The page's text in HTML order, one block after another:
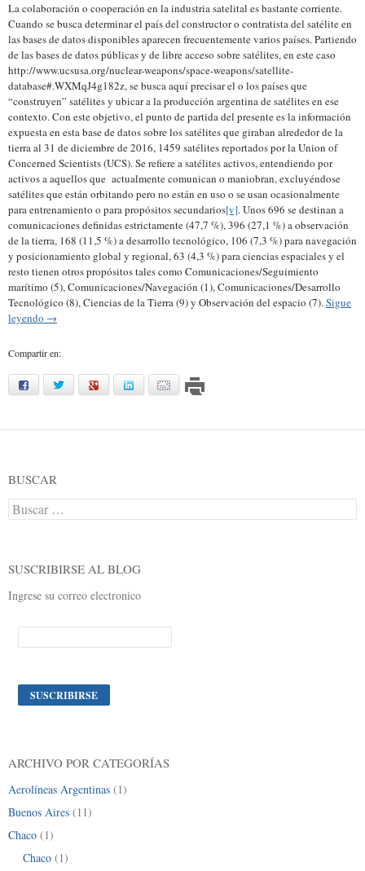
La colaboración o cooperación en la industria satelital es bastante corriente.
Cuando se busca determinar el país del constructor o contratista del satélite en
las bases de datos disponibles aparecen frecuentemente varios países. Partiendo
de las bases de datos públicas y de libre acceso sobre satélites, en este caso
http://www.ucsusa.org/nuclear-weapons/space-weapons/satellite-
database#.WXMqJ4g182z, se busca aquí precisar el o los países que
“construyen” satélites y ubicar a la producción argentina de satélites en ese
contexto. Con este objetivo, el punto de partida del presente es la información
expuesta en esta base de datos sobre los satélites que giraban alrededor de la
tierra al 31 de diciembre de 2016, 1459 satélites reportados por la Union of
Concerned Scientists (UCS). Se refiere a satélites activos, entendiendo por
activos a aquellos que actualmente comunican o maniobran, excluyéndose
satélites que están orbitando pero no están en uso o se usan ocasionalmente
para entrenamiento o para propósitos secundarios[v]. Unos 696 se destinan a
comunicaciones definidas estrictamente (47,7 %), 396 (27,1 %) a observación
de la tierra, 168 (11,5 %) a desarrollo tecnológico, 106 (7,3 %) para navegación
y posicionamiento global y regional, 63 (4,3 %) para ciencias espaciales y el
resto tienen otros propósitos tales como Comunicaciones/Seguimiento
marítimo (5), Comunicaciones/Navegación (1), Comunicaciones/Desarrollo
Tecnológico (8), Ciencias de la Tierra (9) y Observación del espacio (7).Sigue
leyendo →
Compartir en:
facebooktwitter google linkedinmail
BUSCAR
Buscar:
SUSCRIBIRSE AL BLOG
Ingrese su correo electronico
ARCHIVO POR CATEGORÍAS
Aerolíneas Argentinas (1)
Buenos Aires (11)
Chaco (1)
Chaco (1)